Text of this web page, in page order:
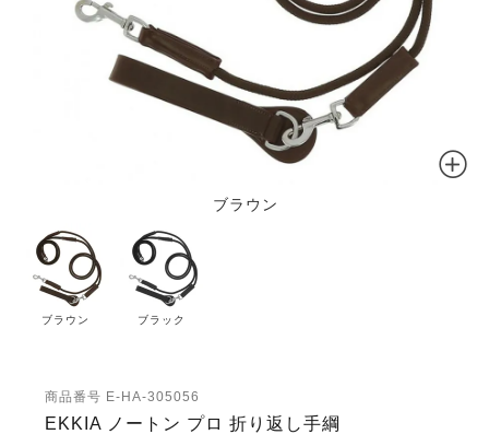
ブラウン
ブラウン ブラック
商品番号 E-HA-305056
EKKIA ノートン プロ 折り返し手綱